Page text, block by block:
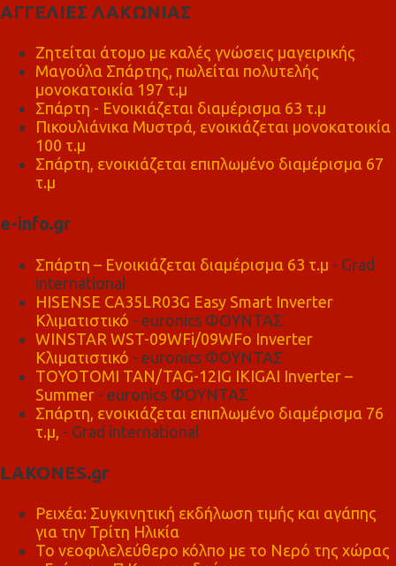
ΑΓΓΕΛΙΕΣ ΛΑΚΩΝΙΑΣ
Ζητείται άτομο με καλές γνώσεις μαγειρικής
Μαγούλα Σπάρτης, πωλείται πολυτελής
μονοκατοικία 197 τ.μ
Σπάρτη - Ενοικιάζεται διαμέρισμα 63 τ.μ
Πικουλιάνικα Μυστρά, ενοικιάζεται μονοκατοικία
100 τ.μ
Σπάρτη, ενοικιάζεται επιπλωμένο διαμέρισμα 67
τ.μ
e-info.gr
Σπάρτη – Ενοικιάζεται διαμέρισμα 63 τ.μ - Grad
international
HISENSE CA35LR03G Easy Smart Inverter
Κλιματιστικό - euronics ΦΟΥΝΤΑΣ
WINSTAR WST-09WFi/09WFo Inverter
Κλιματιστικό - euronics ΦΟΥΝΤΑΣ
TOYOTOMI TAN/TAG-12IG IKIGAI Inverter –
Summer - euronics ΦΟΥΝΤΑΣ
Σπάρτη, ενοικιάζεται επιπλωμένο διαμέρισμα 76
τ.μ, - Grad international
LAKONES.gr
Ρειχέα: Συγκινητική εκδήλωση τιμής και αγάπης
για την Τρίτη Ηλικία
Το νεοφιλελεύθερο κόλπο με το Νερό της χώρας